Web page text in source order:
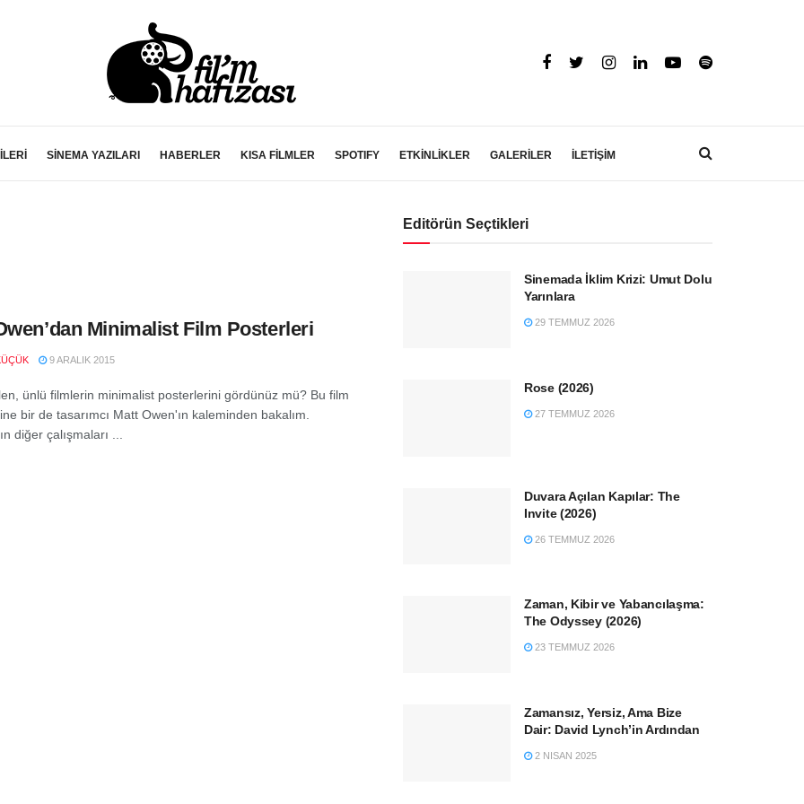
SİNEMA YAZILARI HABERLER KISA FİLMLER SPOTIFY ETKİNLİKLER GALERİLER İLETİŞİM
Minimalist Film Posterleri
9 ARALIK 2015
ünlü filmlerin minimalist posterlerini gördünüz mü? Bu film
bir de tasarımcı Matt Owen'ın kaleminden bakalım.
diğer çalışmaları ...
Editörün Seçtikleri
Sinemada İklim Krizi: Umut Dolu
Yarınlara
29 TEMMUZ 2026
Rose (2026)
27 TEMMUZ 2026
Duvara Açılan Kapılar: The
Invite (2026)
26 TEMMUZ 2026
Zaman, Kibir ve Yabancılaşma:
The Odyssey (2026)
23 TEMMUZ 2026
Zamansız, Yersiz, Ama Bize
Dair: David Lynch’in Ardından
2 NISAN 2025